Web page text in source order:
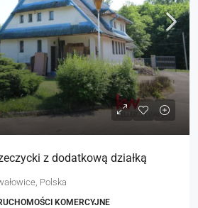
z dodatkową działką
Polska
KOMERCYJNE